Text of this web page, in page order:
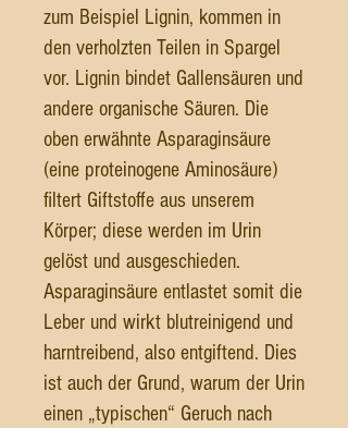
zum Beispiel Lignin, kommen in
den verholzten Teilen in Spargel
vor. Lignin bindet Gallensäuren und
andere organische Säuren. Die
oben erwähnte Asparaginsäure
(eine proteinogene Aminosäure)
filtert Giftstoffe aus unserem
Körper; diese werden im Urin
gelöst und ausgeschieden.
Asparaginsäure entlastet somit die
Leber und wirkt blutreinigend und
harntreibend, also entgiftend. Dies
ist auch der Grund, warum der Urin
einen „typischen“ Geruch nach